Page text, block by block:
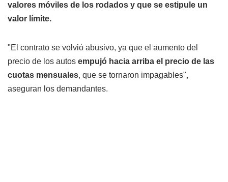
valores móviles de los rodados y que se estipule un
valor límite.
"El contrato se volvió abusivo, ya que el aumento del
precio de los autos empujó hacia arriba el precio de las
cuotas mensuales, que se tornaron impagables",
aseguran los demandantes.